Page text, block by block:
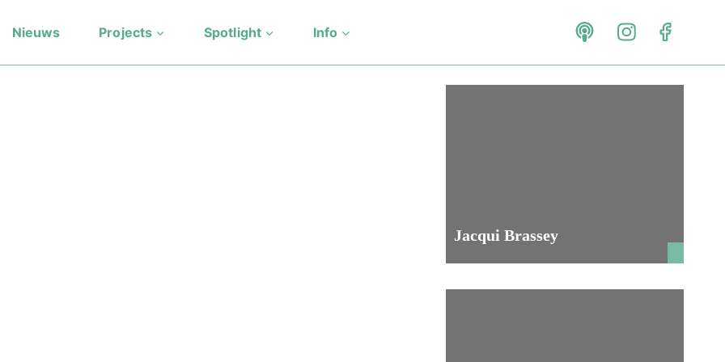
Nieuws Projects Spotlight Info
Jacqui Brassey